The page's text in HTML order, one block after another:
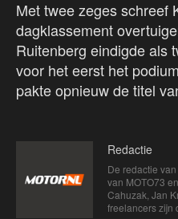
Met twee zeges schreef
dagklassement
Ruitenberg eindigde als
voor het eerst het
pakte opnieuw de titel
Redactie
De redactie
van MOTO73
Cahuzak, Jan
freelancers zijn